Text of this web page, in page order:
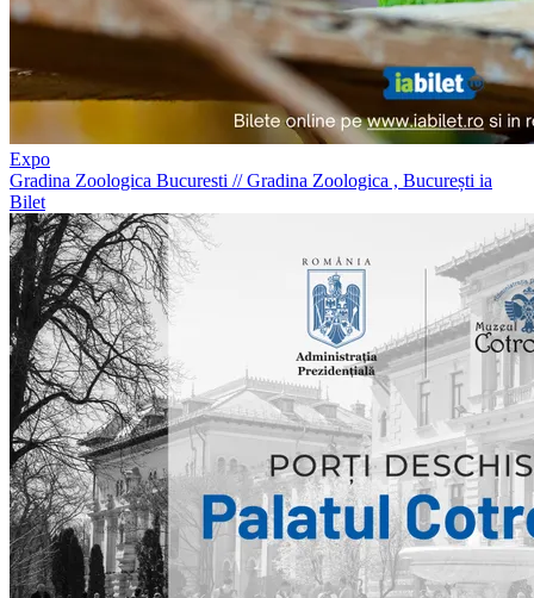
Expo
Gradina Zoologica Bucuresti //Gradina Zoologica , București ia
Bilet